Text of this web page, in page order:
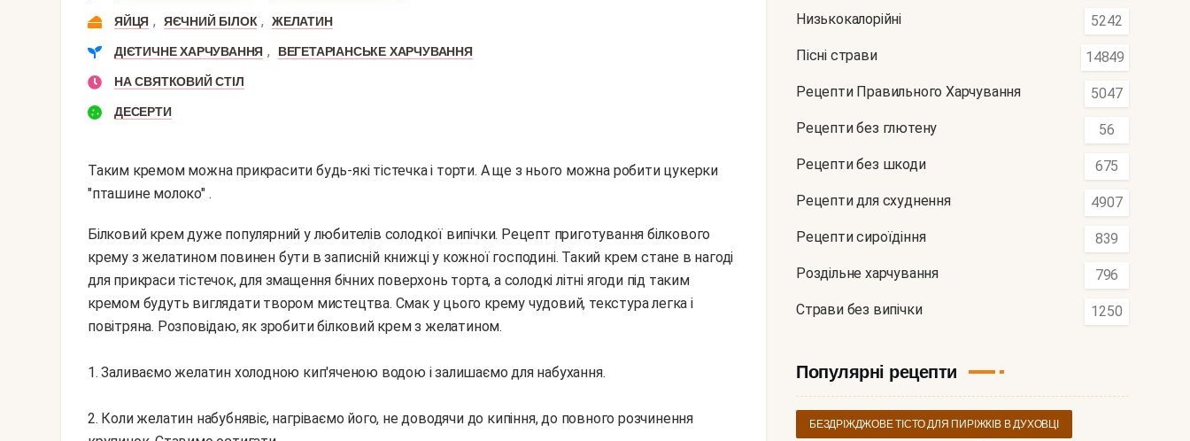
ЯЙЦЯ , ЯЄЧНИЙ БІЛОК , ЖЕЛАТИН
ДІЄТИЧНЕ ХАРЧУВАННЯ , ВЕГЕТАРІАНСЬКЕ ХАРЧУВАННЯ
НА СВЯТКОВИЙ СТІЛ
ДЕСЕРТИ
Таким кремом можна прикрасити будь-які тістечка і торти. А ще з нього можна робити цукерки
"пташине молоко" .
Білковий крем дуже популярний у любителів солодкої випічки. Рецепт приготування білкового
крему з желатином повинен бути в записній книжці у кожної господині. Такий крем стане в нагоді
для прикраси тістечок, для змащення бічних поверхонь торта, а солодкі літні ягоди під таким
кремом будуть виглядати твором мистецтва. Смак у цього крему чудовий, текстура легка і
повітряна. Розповідаю, як зробити білковий крем з желатином.
1. Заливаємо желатин холодною кип'яченою водою і залишаємо для набухання.
2. Коли желатин набубнявіє, нагріваємо його, не доводячи до кипіння, до повного розчинення
Низькокалорійні 5242
Пісні страви 14849
Рецепти Правильного Харчування 5047
Рецепти без глютену 56
Рецепти без шкоди 675
Рецепти для схуднення 4907
Рецепти сироїдіння 839
Роздільне харчування 796
Страви без випічки 1250
Популярні рецепти
БЕЗДРІЖДЖОВЕ ТІСТО ДЛЯ ПИРІЖКІВ В ДУХОВЦІ